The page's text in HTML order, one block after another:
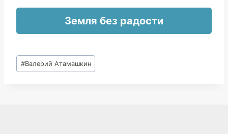
Земля без радости
Метки
записи:
#Валерий Атамашкин